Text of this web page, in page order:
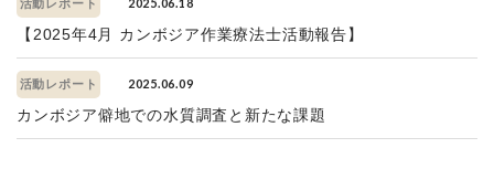
活動レポート
【2025年4月 カンボジア作業療法士活動報告】
活動レポート 2025.06.09
カンボジア僻地での水質調査と新たな課題